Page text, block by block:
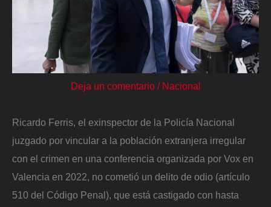
Deja un comentario / Nacional
Ricardo Ferris, el exinspector de la Policía Nacional
juzgado por vincular a la población extranjera irregular
con el crimen en una conferencia organizada por Vox en
Valencia en 2022, no cometió un delito de odio (artículo
510 del Código Penal), que está castigado con hasta